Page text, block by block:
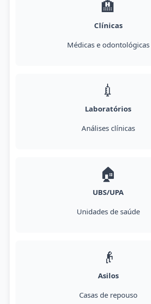
🏨
Clínicas
Médicas e odontológicas
💉
Laboratórios
Análises clínicas
🏠
UBS/UPA
Unidades de saúde
👴
Asilos
Casas de repouso